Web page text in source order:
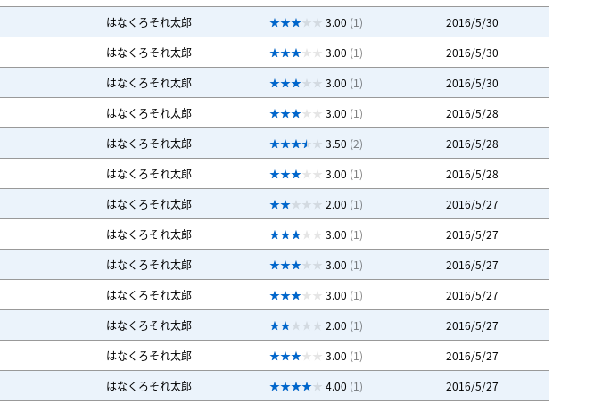
はなくろそれ太郎 3.00 (1)
2016/5/30
はなくろそれ太郎 3.00 (1)
2016/5/30
はなくろそれ太郎 3.00 (1)
2016/5/30
はなくろそれ太郎 3.00 (1)
2016/5/28
はなくろそれ太郎 3.50 (2)
2016/5/28
はなくろそれ太郎 3.00 (1)
2016/5/28
はなくろそれ太郎 2.00 (1)
2016/5/27
はなくろそれ太郎 3.00 (1)
2016/5/27
はなくろそれ太郎 3.00 (1)
2016/5/27
はなくろそれ太郎 3.00 (1)
2016/5/27
はなくろそれ太郎 2.00 (1)
2016/5/27
はなくろそれ太郎 3.00 (1)
2016/5/27
はなくろそれ太郎 4.00 (1) 2016/5/27